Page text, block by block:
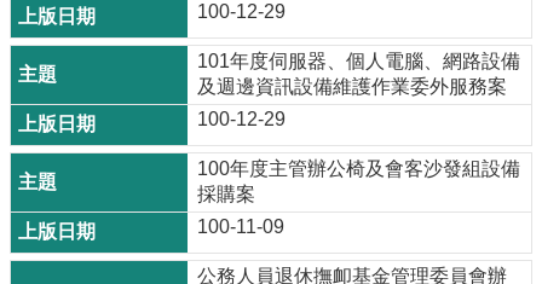
100-12-29
101年度伺服器、個人電腦、網路設備
及週邊資訊設備維護作業委外服務案
100-12-29
100年度主管辦公椅及會客沙發組設備
採購案
100-11-09
公務人員退休撫卹基金管理委員會辦